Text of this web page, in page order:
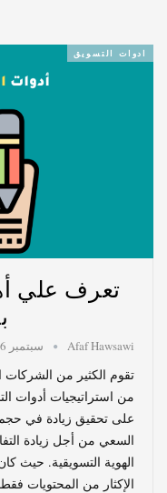
ادوات التسويق
تعرف علي
Afaf Hawsawi سبتمبر 16, 2021
تقوم الكثير من الشركات
من استراتيجيات أدوات
على تحقيق زيادة في حجم
السعي من أجل زيادة
الهوية التسويقية. حيث
الإكثار من المحتويات